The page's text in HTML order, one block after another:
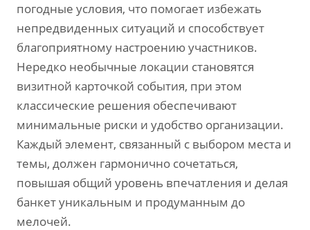
погодные условия, что помогает избежать
непредвиденных ситуаций и способствует
благоприятному настроению участников.
Нередко необычные локации становятся
визитной карточкой события, при этом
классические решения обеспечивают
минимальные риски и удобство организации.
Каждый элемент, связанный с выбором места и
темы, должен гармонично сочетаться,
повышая общий уровень впечатления и делая
банкет уникальным и продуманным до
мелочей.